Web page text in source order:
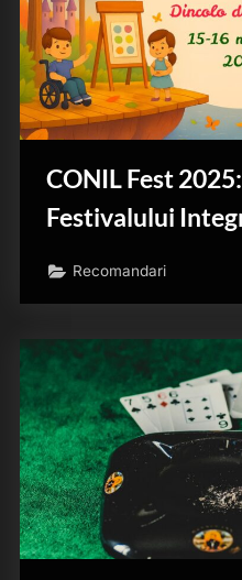
CONIL Fest
Festivalului
Recomandari